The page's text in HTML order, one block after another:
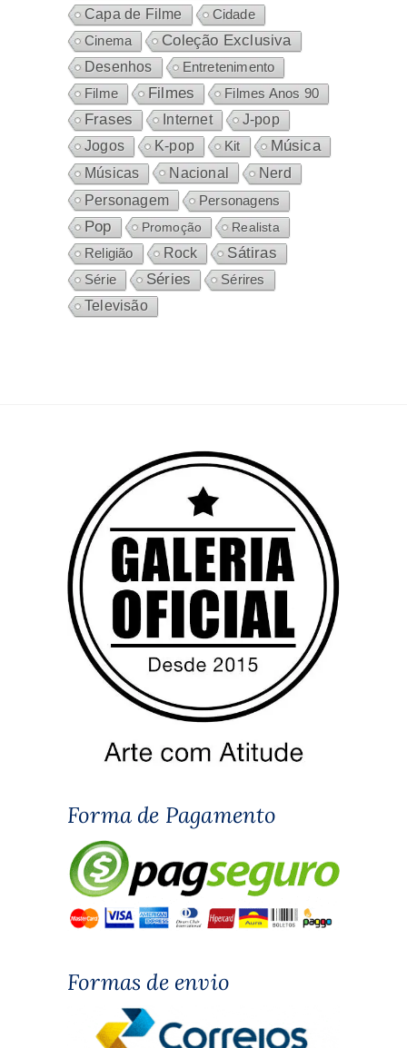
Capa de Filme
Cidade
Cinema
Coleção Exclusiva
Desenhos
Entretenimento
Filme
Filmes Filmes Anos 90
Frases Internet
J-pop
Jogos
K-pop Kit Música
Músicas Nacional Nerd
Personagem Personagens
Pop Promoção
Realista
Religião
Rock Sátiras
Série Séries
Sérires
Televisão
Forma de Pagamento
Formas de envio